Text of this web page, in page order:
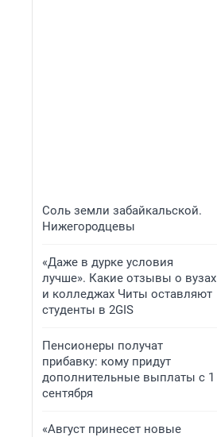
Соль земли забайкальской.
Нижегородцевы
«Даже в дурке условия
лучше». Какие отзывы о вузах
и колледжах Читы оставляют
студенты в 2GIS
Пенсионеры получат
прибавку: кому придут
дополнительные выплаты с 1
сентября
«Август принесет новые